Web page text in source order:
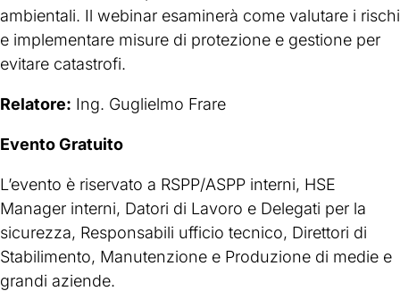
ambientali. Il webinar esaminerà come valutare i rischi
e implementare misure di protezione e gestione per
evitare catastrofi.
Relatore: Ing. Guglielmo Frare
Evento Gratuito
L’evento è riservato a RSPP/ASPP interni, HSE
Manager interni, Datori di Lavoro e Delegati per la
sicurezza, Responsabili ufficio tecnico, Direttori di
Stabilimento, Manutenzione e Produzione di medie e
grandi aziende.